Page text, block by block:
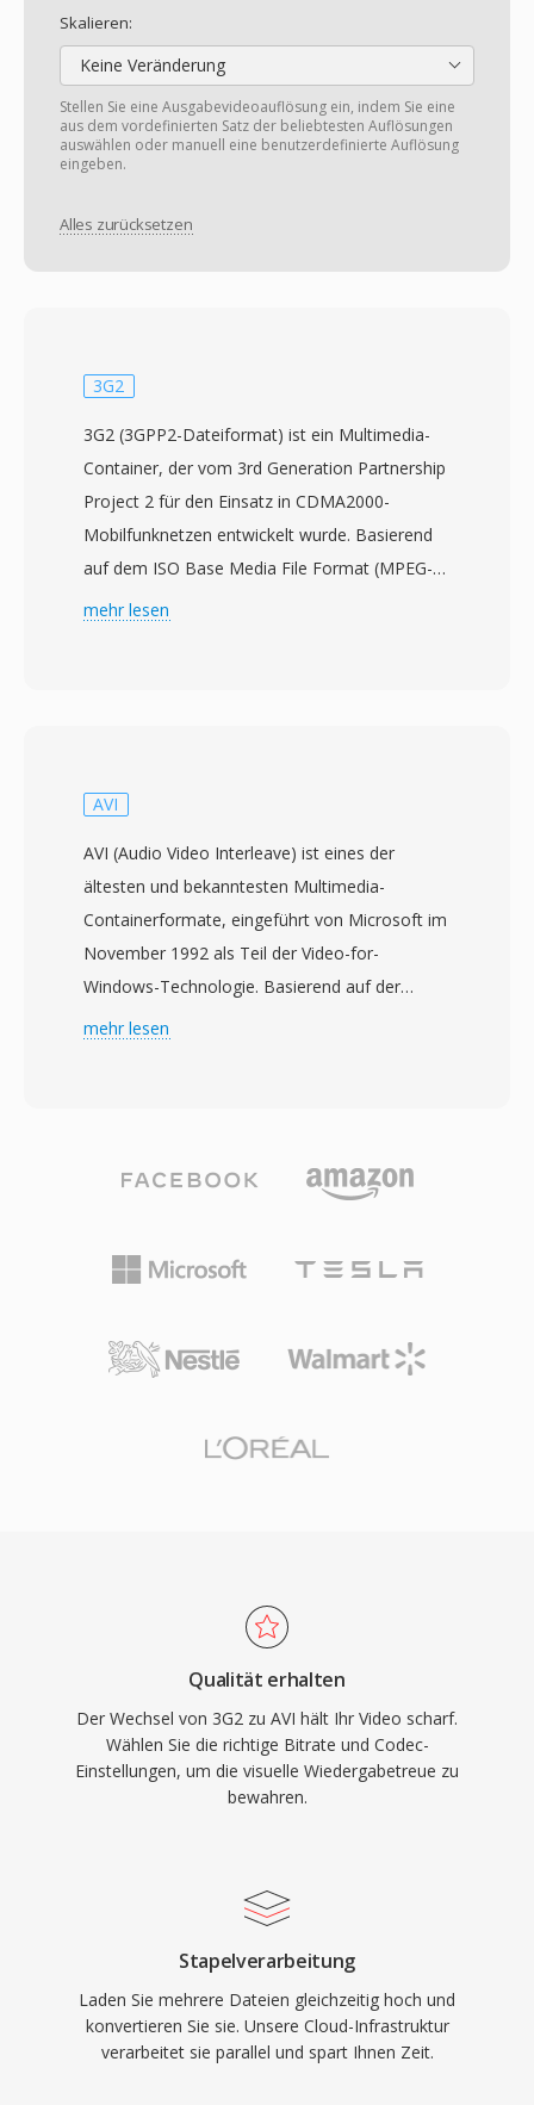
Skalieren:
Keine Veränderung
Stellen Sie eine Ausgabevideoauflösung ein, indem Sie eine
aus dem vordefinierten Satz der beliebtesten Auflösungen
auswählen oder manuell eine benutzerdefinierte Auflösung
eingeben.
Alles zurücksetzen
3G2
3G2 (3GPP2-Dateiformat) ist ein Multimedia-
Container, der vom 3rd Generation Partnership
Project 2 für den Einsatz in CDMA2000-
Mobilfunknetzen entwickelt wurde. Basierend
auf dem ISO Base Media File Format (MPEG-4
Part 12) speichert es Video, kodiert mit H.263
Netze bereitzustellen, Multimedia-Messaging
Dateien sind für extrem niedrige Bandbreiten
Videoqualität bei Bitraten von nur 30-60 kbps.
mobile Videoaufnahmen auf Geräten mit
begrenzter Rechenleistung und Speicher. Der
Vorteil ist die nahezu universelle Kompatibilität
mit CDMA-Handsets der Mitte der 2000er
breiten Palette mobiler Geräte gewährleistet.
meisten Zwecke abgelöst haben, bleibt es
nützlich für die Arbeit mit alten mobilen
Dateigröße oberste Priorität hat.
mehr lesen
AVI
AVI (Audio Video Interleave) ist eines der
ältesten und bekanntesten Multimedia-
Containerformate, eingeführt von Microsoft im
November 1992 als Teil der Video-for-
Windows-Technologie. Basierend auf der
Resource Interchange File Format (RIFF)-
ist Codec-agnostisch, d.h. es kann Video mit
frühem Cinepak und Indeo bis hin zu
modernem DivX, Xvid und H.264. Diese
in den 1990er und 2000er Jahren bei. Eine
auf Binär-Ebene vergleichsweise einfach
ermöglicht. Die ursprüngliche Spezifikation hat
jedoch Einschränkungen, darunter eine 2-GB-
Dateigrössengrenze in älteren
Implementierungen und keine native
Unterstützung für variable Bildraten oder
fortgeschrittene Untertitelformate. Die
erlauben, die ursprüngliche Grenze zu
überschreiten. Trotz seines jahrzehntealten
Alters bleibt AVI eines der am universellsten
anerkannten Multimediaformate und wird von
Mediaplayern und Bearbeitungstools auf allen
gängigen Betriebssystemen weiterhin breit
mehr lesen
Qualität erhalten
Der Wechsel von 3G2 zu AVI hält Ihr Video scharf.
Wählen Sie die richtige Bitrate und Codec-
Einstellungen, um die visuelle Wiedergabetreue zu
bewahren.
Stapelverarbeitung
Laden Sie mehrere Dateien gleichzeitig hoch und
konvertieren Sie sie. Unsere Cloud-Infrastruktur
verarbeitet sie parallel und spart Ihnen Zeit.